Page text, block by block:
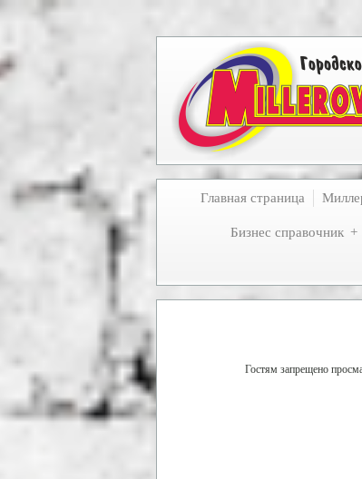
Главная страница
Бизнес справочник
Гостям запрещено